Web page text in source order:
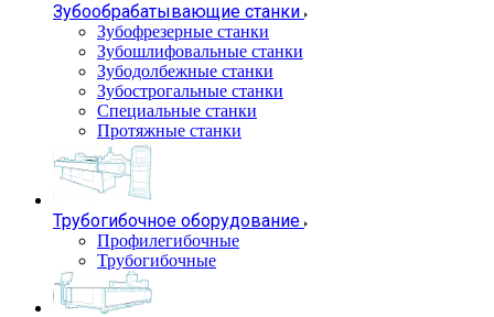
Зубообрабатывающие станки
Зубофрезерные станки
Зубошлифовальные станки
Зубодолбежные станки
Зубострогальные станки
Специальные станки
Протяжные станки
Трубогибочное оборудование
Профилегибочные
Трубогибочные